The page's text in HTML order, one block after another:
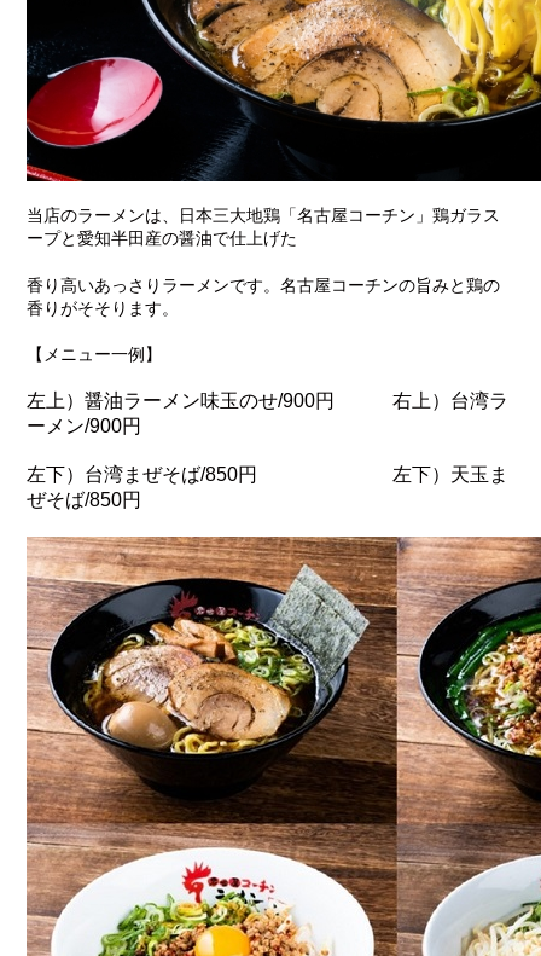
当店のラーメンは、日本三大地鶏「名古屋コーチン」鶏ガラス
ープと愛知半田産の醤油で仕上げた
香り高いあっさりラーメンです。名古屋コーチンの旨みと鶏の
香りがそそります。
【メニュー一例】
左上）醤油ラーメン味玉のせ/900円 右上）台湾ラ
ーメン/900円
左下）台湾まぜそば/850円 左下）天玉ま
ぜそば/850円